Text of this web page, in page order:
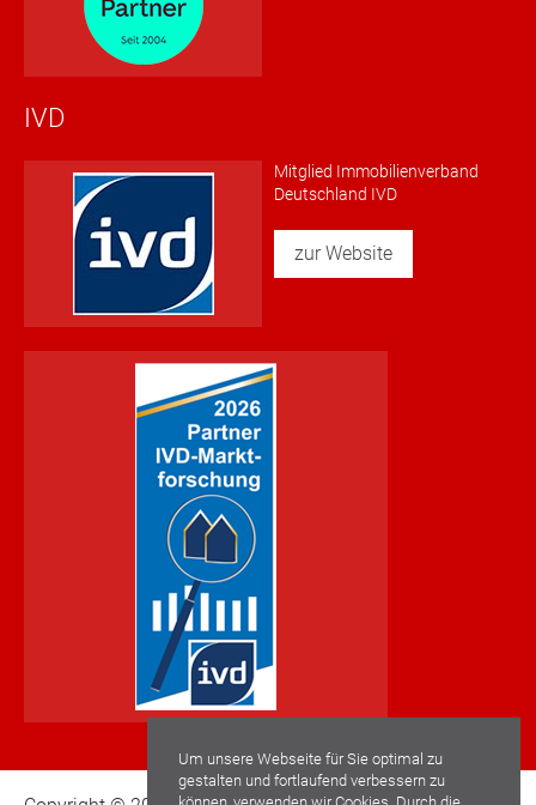
Um unsere Webseite für Sie optimal zu
gestalten und fortlaufend verbessern zu
IVD
Mitglied Immobilienverband
Deutschland IVD
zur Website